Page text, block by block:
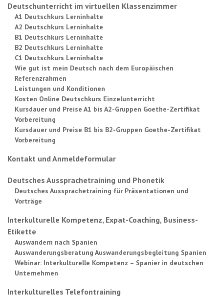
Deutschunterricht im virtuellen Klassenzimmer
A1 Deutschkurs Lerninhalte
A2 Deutschkurs Lerninhalte
B1 Deutschkurs Lerninhalte
B2 Deutschkurs Lerninhalte
C1 Deutschkurs Lerninhalte
Wie gut ist mein Deutsch nach dem Europäischen
Referenzrahmen
Leistungen und Konditionen
Kosten Online Deutschkurs Einzelunterricht
Kursdauer und Preise A1 bis A2-Gruppen Goethe-Zertifikat
Vorbereitung
Kursdauer und Preise B1 bis B2-Gruppen Goethe-Zertifikat
Vorbereitung
Kontakt und Anmeldeformular
Deutsches Aussprachetraining und Phonetik
Deutsches Aussprachetraining für Präsentationen und
Vorträge
Interkulturelle Kompetenz, Expat-Coaching, Business-
Etikette
Auswandern nach Spanien
Auswanderungsberatung Auswanderungsbegleitung Spanien
Webinar: Interkulturelle Kompetenz – Spanier in deutschen
Unternehmen
Interkulturelles Telefontraining